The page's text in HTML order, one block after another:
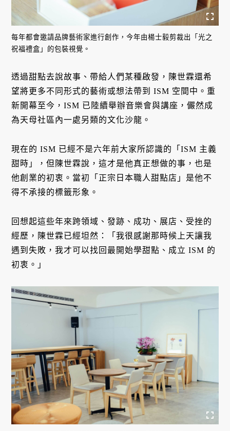
每年都會邀請品牌藝術家進行創作，今年由楊士毅剪裁出「光之
祝福禮盒」的包裝視覺。
透過甜點去說故事、帶給人們某種啟發，陳世霖還希
望將更多不同形式的藝術或想法帶到 ISM 空間中。重
新開幕至今，ISM 已陸續舉辦音樂會與講座，儼然成
為天母社區內一處另類的文化沙龍。
現在的 ISM 已經不是六年前大家所認識的「ISM 主義
甜時」，但陳世霖說，這才是他真正想做的事，也是
他創業的初衷。當初「正宗日本職人甜點店」是他不
得不承接的標籤形象。
回想起這些年來跨領域、發跡、成功、展店、受挫的
經歷，陳世霖已經坦然：「我很感謝那時候上天讓我
遇到失敗，我才可以找回最開始學甜點、成立 ISM 的
初衷。」